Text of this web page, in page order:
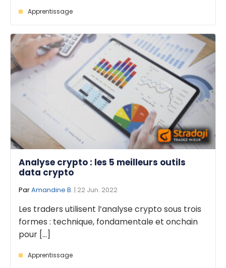
Apprentissage
Analyse crypto : les 5 meilleurs outils
data crypto
ParAmandine B. | 22 Jun. 2022
Les traders utilisent l’analyse crypto sous trois
formes : technique, fondamentale et onchain
pour [...]
Apprentissage